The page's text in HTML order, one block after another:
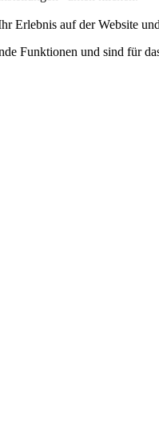
Erlebnis auf der Website
Funktionen und sind für